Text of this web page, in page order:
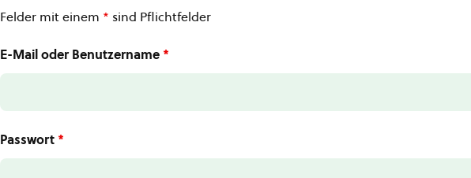
Felder mit einem * sind Pflichtfelder
E-Mail oder Benutzername *
Passwort *